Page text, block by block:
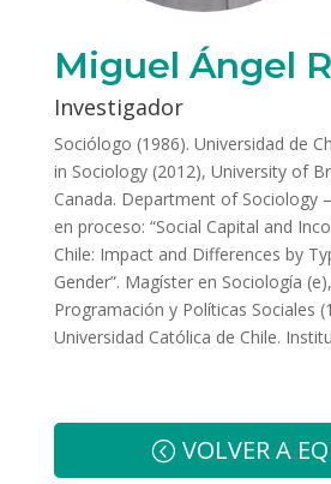
Miguel Ángel
Investigador
Sociólogo (1986). Universidad de
in Sociology (2012), University of
Canada. Department of Sociology
en proceso: “Social Capital and
Chile: Impact and Differences by
Gender”. Magíster en Sociología
Programación y Políticas Sociales
Universidad Católica de Chile.
VOLVER A